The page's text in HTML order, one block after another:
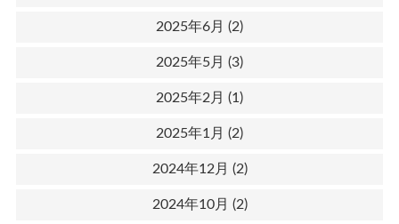
2025年6月 (2)
2025年5月 (3)
2025年2月 (1)
2025年1月 (2)
2024年12月 (2)
2024年10月 (2)